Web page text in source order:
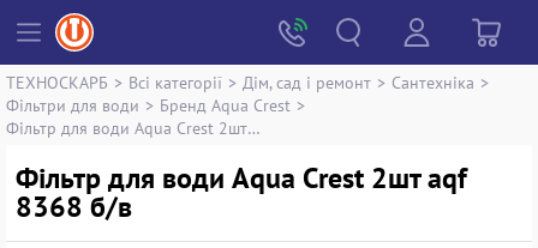
ТЕХНОСКАРБ > Всі категорії > Дім, сад і ремонт > Сантехніка >
Фільтри для води > Бренд Aqua Crest >
Фільтр для води Aqua Crest 2шт aqf 8368
Фільтр для води Aqua Crest 2шт aqf
8368 б/в